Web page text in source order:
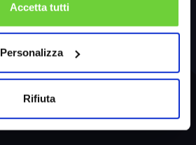
Accetta tutti
Personalizza
Rifiuta